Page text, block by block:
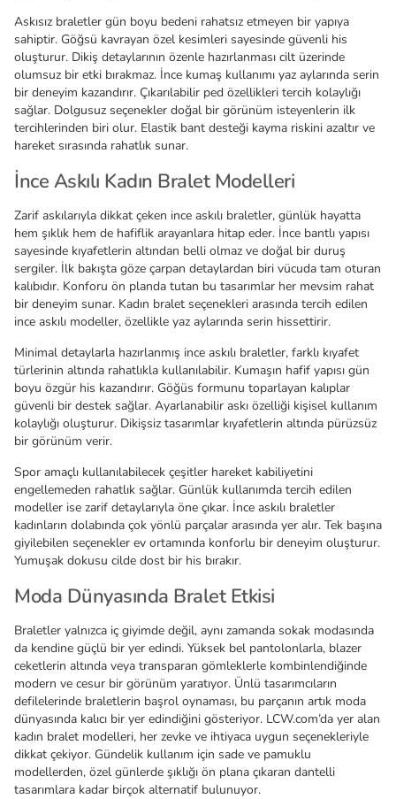
Askısız braletler gün boyu bedeni rahatsız etmeyen bir yapıya
sahiptir. Göğsü kavrayan özel kesimleri sayesinde güvenli his
oluşturur. Dikiş detaylarının özenle hazırlanması cilt üzerinde
olumsuz bir etki bırakmaz. İnce kumaş kullanımı yaz aylarında serin
bir deneyim kazandırır. Çıkarılabilir ped özellikleri tercih kolaylığı
sağlar. Dolgusuz seçenekler doğal bir görünüm isteyenlerin ilk
tercihlerinden biri olur. Elastik bant desteği kayma riskini azaltır ve
hareket sırasında rahatlık sunar.
İnce Askılı Kadın Bralet Modelleri
Zarif askılarıyla dikkat çeken ince askılı braletler, günlük hayatta
hem şıklık hem de hafiflik arayanlara hitap eder. İnce bantlı yapısı
sayesinde kıyafetlerin altından belli olmaz ve doğal bir duruş
sergiler. İlk bakışta göze çarpan detaylardan biri vücuda tam oturan
kalıbıdır. Konforu ön planda tutan bu tasarımlar her mevsim rahat
bir deneyim sunar. Kadın bralet seçenekleri arasında tercih edilen
ince askılı modeller, özellikle yaz aylarında serin hissettirir.
Minimal detaylarla hazırlanmış ince askılı braletler, farklı kıyafet
türlerinin altında rahatlıkla kullanılabilir. Kumaşın hafif yapısı gün
boyu özgür his kazandırır. Göğüs formunu toparlayan kalıplar
güvenli bir destek sağlar. Ayarlanabilir askı özelliği kişisel kullanım
kolaylığı oluşturur. Dikişsiz tasarımlar kıyafetlerin altında pürüzsüz
bir görünüm verir.
Spor amaçlı kullanılabilecek çeşitler hareket kabiliyetini
engellemeden rahatlık sağlar. Günlük kullanımda tercih edilen
modeller ise zarif detaylarıyla öne çıkar. İnce askılı braletler
kadınların dolabında çok yönlü parçalar arasında yer alır. Tek başına
giyilebilen seçenekler ev ortamında konforlu bir deneyim oluşturur.
Yumuşak dokusu cilde dost bir his bırakır.
Moda Dünyasında Bralet Etkisi
Braletler yalnızca iç giyimde değil, aynı zamanda sokak modasında
da kendine güçlü bir yer edindi. Yüksek bel pantolonlarla, blazer
ceketlerin altında veya transparan gömleklerle kombinlendiğinde
modern ve cesur bir görünüm yaratıyor. Ünlü tasarımcıların
defilelerinde braletlerin başrol oynaması, bu parçanın artık moda
dünyasında kalıcı bir yer edindiğini gösteriyor. LCW.com’da yer alan
kadın bralet modelleri, her zevke ve ihtiyaca uygun seçenekleriyle
dikkat çekiyor. Gündelik kullanım için sade ve pamuklu
modellerden, özel günlerde şıklığı ön plana çıkaran dantelli
tasarımlara kadar birçok alternatif bulunuyor.